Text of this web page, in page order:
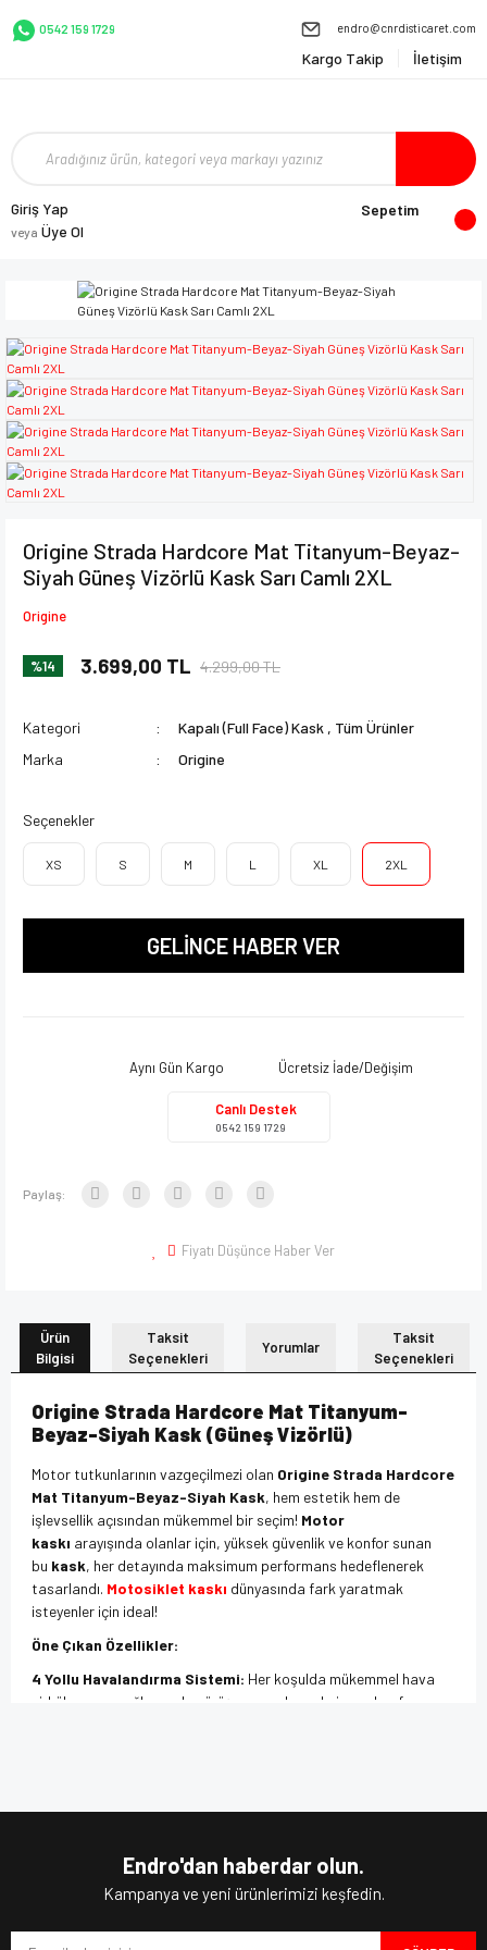
0542 159 1729 endro@cnrdisticaret.com
Kargo Takip İletişim
Giriş Yap
veya Üye Ol
Sepetim
Origine Strada Hardcore Mat Titanyum-Beyaz-
Siyah Güneş Vizörlü Kask Sarı Camlı 2XL
Origine
%14 3.699,00 TL 4.299,00 TL
Kategori Kapalı (Full Face) Kask , Tüm Ürünler
Marka
Origine
Seçenekler
XS S M L XL 2XL
GELİNCE HABER VER
Aynı Gün Kargo Ücretsiz İade/Değişim
Canlı Destek
0542 159 1729
Paylaş:
Fiyatı Düşünce Haber Ver
Ürün
Bilgisi
Taksit
Seçenekleri
Yorumlar
Taksit
Seçenekleri
Origine Strada Hardcore Mat Titanyum-
Beyaz-Siyah Kask (Güneş Vizörlü)
Motor tutkunlarının vazgeçilmezi olan Origine Strada Hardcore
Mat Titanyum-Beyaz-Siyah Kask, hem estetik hem de
işlevsellik açısından mükemmel bir seçim! Motor
kaskı arayışında olanlar için, yüksek güvenlik ve konfor sunan
bu kask, her detayında maksimum performans hedeflenerek
tasarlandı. Motosiklet kaskı dünyasında fark yaratmak
isteyenler için ideal!
Öne Çıkan Özellikler:
4 Yollu Havalandırma Sistemi: Her koşulda mükemmel hava
sirkülasyonu sağlayarak, sürüş sırasında maksimum konforu
son teknoloji malzeme.
çıkarılabilir ve yıkanabilir.
Çıkarılabilir İç Astar:
Kolayca temizlenebilir iç astar ile hijyenik
Pinlock için Hazır Pinler:Buzlanmaya karşı koruma sağlayan
Ürün resmi kalitesiz, bozuk veya görüntülenemiyor.
Ürün açıklamasında eksik bilgiler bulunuyor.
Endro'dan haberdar olun.
Kampanya ve yeni ürünlerimizi keşfedin.